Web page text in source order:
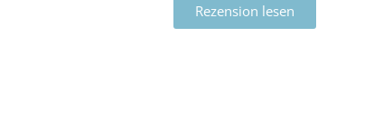
Rezension lesen